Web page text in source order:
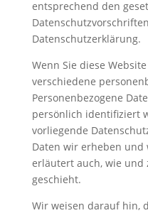
entsprechend den
Datenschutzerklärung.
Wenn Sie diese
verschiedene
Personenbezogene
persönlich identifiziert
vorliegende
Daten wir erheben und
erläutert auch, wie und
geschieht.
Wir weisen darauf hin,